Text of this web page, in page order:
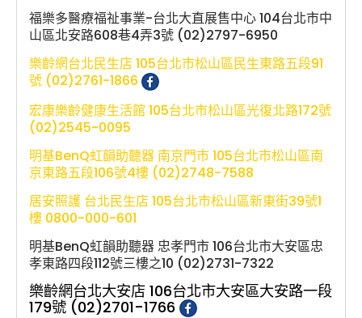
福樂多醫療福祉事業-台北大直展售中心 104台北市中
山區北安路608巷4弄3號 (02)2797-6950
樂齡網台北民生店 105台北市松山區民生東路五段91
號 (02)2761-1866
宏康樂齡健康生活館 105台北市松山區光復北路172號
(02)2545-0095
明基BenQ虹韻助聽器 南京門市 105台北市松山區南
京東路五段106號4樓 (02)2748-7588
居安照護 台北民生店 105台北市松山區新東街39號1
樓 0800-000-601
明基BenQ虹韻助聽器 忠孝門市 106台北市大安區忠
孝東路四段112號三樓之10 (02)2731-7322
樂齡網台北大安店 106台北市大安區大安路一段
179號 (02)2701-1766